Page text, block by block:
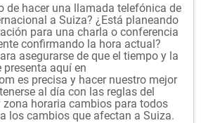
de hacer una llamada telefónica de
a Suiza? ¿Está planeando
para una charla o conferencia
confirmando la hora actual?
asegurarse de que el tiempo y la
aquí en
es precisa y hacer nuestro mejor
al día con las reglas del
zona horaria cambios para todos
los cambios que afectan a Suiza.